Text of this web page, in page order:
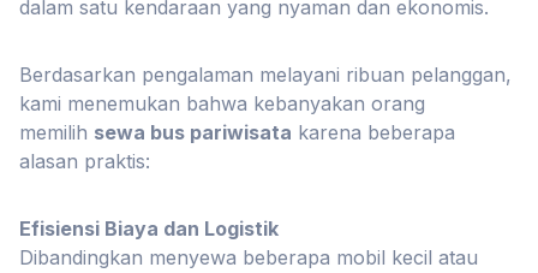
dalam satu kendaraan yang nyaman dan ekonomis.
Berdasarkan pengalaman melayani ribuan pelanggan,
kami menemukan bahwa kebanyakan orang
memilih sewa bus pariwisata karena beberapa
alasan praktis:
Efisiensi Biaya dan Logistik
Dibandingkan menyewa beberapa mobil kecil atau